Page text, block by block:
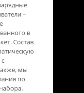
–
в
Состав
мы
по